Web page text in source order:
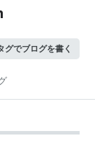
グでブログを書く